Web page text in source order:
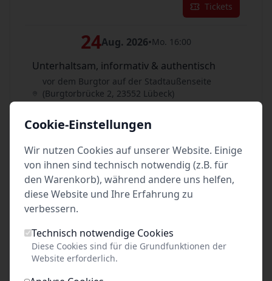
Tickets
24Aug. 2026•Mo. 16:00
Unterhaltsam, informativ & authentisch
vor dem Burgtor auf der Stadtaußenseite
(Burgtorbrücke 2, 23552 Lübeck)
Lübeck
25Aug. 2026•Di. 16:00
Unterhaltsam, informativ & authentisch
vor dem Burgtor auf der Stadtaußenseite
Lübeck
Tickets
Cookie-Einstellungen
Wir nutzen Cookies auf unserer Website. Einige
von ihnen sind technisch notwendig (z.B. für
den Warenkorb), während andere uns helfen,
diese Website und Ihre Erfahrung zu
verbessern.
Technisch notwendige Cookies
Diese Cookies sind für die Grundfunktionen der
Website erforderlich.